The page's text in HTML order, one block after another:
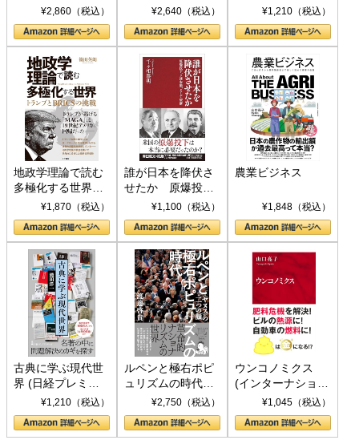
¥2,860（税込） ¥2,640（税込）
ト S 039)¥1,210（税込）
地政学理論で読む
多極化する世界：
トランプとBRICS
の挑戦
¥1,870（税込）
誰が日本を降伏さ
せたか 原爆投
下、ソ連参戦、そ
して聖断 (PHP新
書)
¥1,100（税込）
農業ビジネス
¥1,848（税込）
古典に学ぶ現代世
界 (日経プレミア
シリーズ)¥1,210（税込）
ルペンと極右ポピ
ュリズムの時代：
〈ヤヌス〉の二つ
の顔
¥2,750（税込）
ウンコノミクス
(インターナショナ
ル新書)¥1,045（税込）